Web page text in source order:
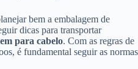
bem a embalagem de
dicas para transportar
para cabelo. Com as regras de
é fundamental seguir as normas